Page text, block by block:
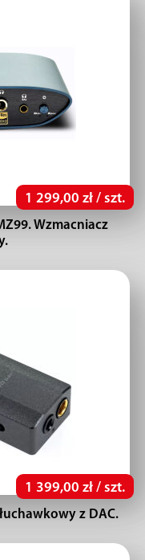
1 299,00 zł / szt.
Wzmacniacz
1 399,00 zł / szt.
z DAC.